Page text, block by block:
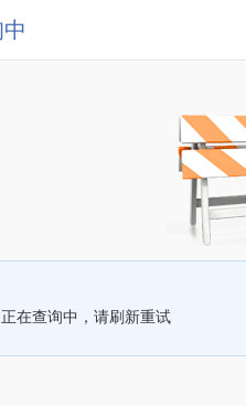
正在查询中，请刷新重试